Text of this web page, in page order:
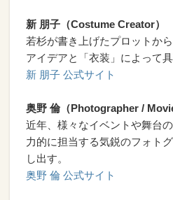
新 朋子（Costume Creator）
若杉が書き上げたプロットか
アイデアと「衣装」によって具
新 朋子 公式サイト
奥野 倫（Photographer /
近年、様々なイベントや舞台
力的に担当する気鋭のフォト
し出す。
奥野 倫 公式サイト